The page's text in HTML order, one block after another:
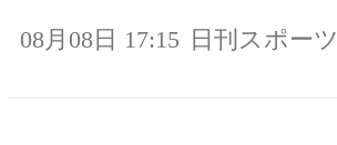
08月08日 17:15 日刊スポーツ